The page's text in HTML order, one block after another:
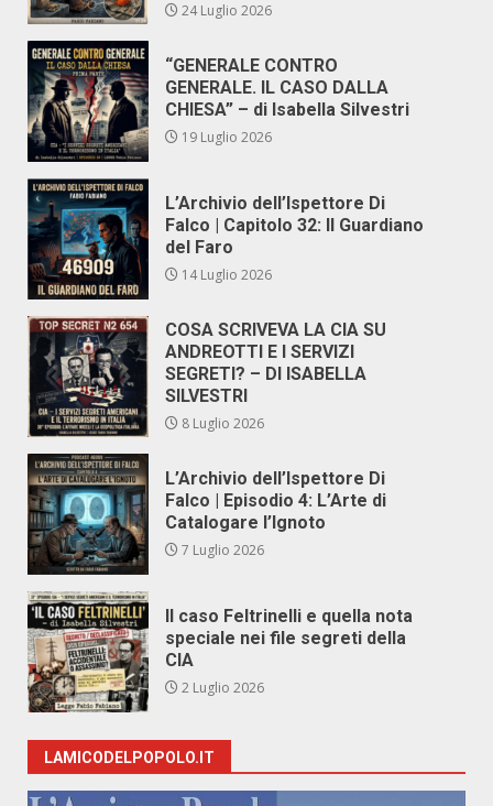
24 Luglio 2026
“GENERALE CONTRO
GENERALE. IL CASO DALLA
CHIESA” – di Isabella Silvestri
19 Luglio 2026
L’Archivio dell’Ispettore Di
Falco | Capitolo 32: Il Guardiano
del Faro
14 Luglio 2026
COSA SCRIVEVA LA CIA SU
ANDREOTTI E I SERVIZI
SEGRETI? – DI ISABELLA
SILVESTRI
8 Luglio 2026
L’Archivio dell’Ispettore Di
Falco | Episodio 4: L’Arte di
Catalogare l’Ignoto
7 Luglio 2026
Il caso Feltrinelli e quella nota
speciale nei file segreti della
CIA
2 Luglio 2026
LAMICODELPOPOLO.IT